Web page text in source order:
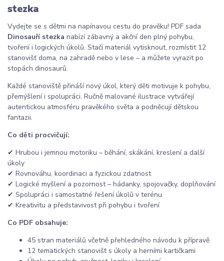
stezka
Vydejte se s dětmi na napínavou cestu do pravěku! PDF sada
Dinosauří stezka nabízí zábavný a akční den plný pohybu,
tvoření i logických úkolů. Stačí materiál vytisknout, rozmístit 12
stanovišť doma, na zahradě nebo v lese – a můžete vyrazit po
stopách dinosaurů.
Každé stanoviště přináší nový úkol, který děti motivuje k pohybu,
přemýšlení i spolupráci. Ručně malované ilustrace vytvářejí
autentickou atmosféru pravěkého světa a podněcují dětskou
fantazii.
Co děti procvičují:
✔ Hrubou i jemnou motoriku – běhání, skákání, kreslení a další
úkoly
✔ Rovnováhu, koordinaci a fyzickou zdatnost
✔ Logické myšlení a pozornost – hádanky, spojovačky, doplňování
✔ Spolupráci i samostatné řešení úkolů v terénu
✔ Kreativitu a představivost při pohybu i tvoření
Co PDF obsahuje:
45 stran materiálů včetně přehledného návodu k přípravě
12 tematických stanovišť s úkoly a herními kartičkami